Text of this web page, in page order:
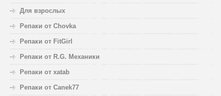
Для взрослых
Репаки от Chovka
Репаки от FitGirl
Репаки от R.G. Механики
Репаки от xatab
Репаки от Canek77